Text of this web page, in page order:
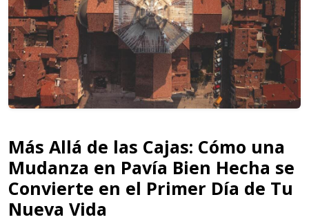
Más Allá de las Cajas: Cómo una
Mudanza en Pavía Bien Hecha se
Convierte en el Primer Día de Tu
Nueva Vida